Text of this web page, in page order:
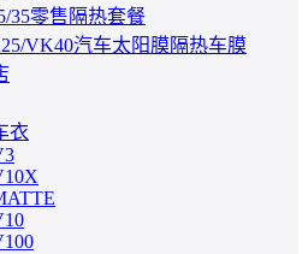
35零售隔热套餐
VK40汽车太阳膜隔热车膜
衣